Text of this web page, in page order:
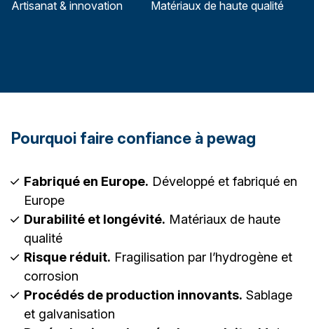
Artisanat & innovation Matériaux de haute qualité
Pourquoi faire confiance à pewag
Fabriqué en Europe. Développé et fabriqué en
Europe
Durabilité et longévité. Matériaux de haute
qualité
Risque réduit. Fragilisation par l’hydrogène et
corrosion
Procédés de production innovants. Sablage
et galvanisation